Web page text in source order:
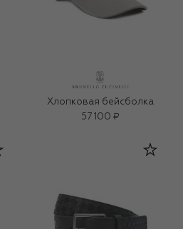
Хлопковая бейсболка
57 100 ₽